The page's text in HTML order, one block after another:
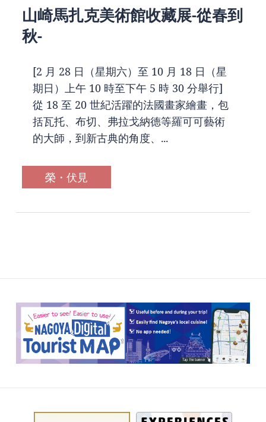
山崎馬扎克美術館收藏展-從春到
秋-
[2 月 28 日（星期六）至 10 月 18 日（星
期日）上午 10 時至下午 5 時 30 分舉行]
從 18 至 20 世紀活躍的法國畫家繪畫，包
括瓦托、布切、弗拉戈納德等羅可可藝術
的大師，到新古典的角度、...
榮・伏見